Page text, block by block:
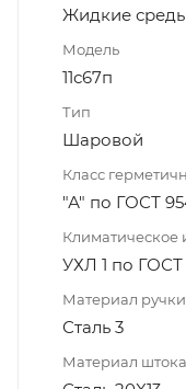
Жидкие
Модель
11с67п
Тип
Шаровой
Класс
"А" по ГОСТ
Климатическое
УХЛ 1 по ГОСТ
Материал ручки
Сталь 3
Материал штока